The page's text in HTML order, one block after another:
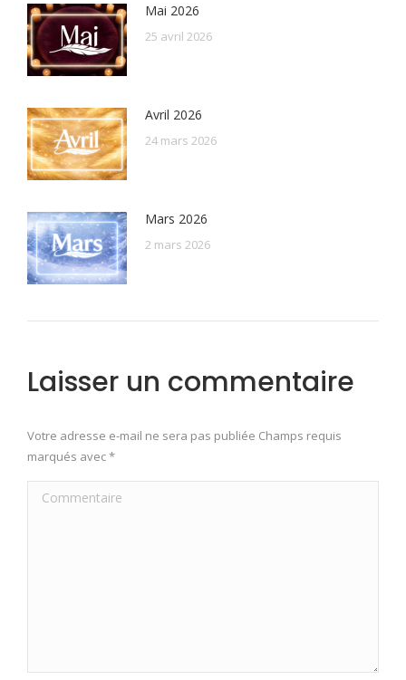
Mai 2026
25 avril 2026
Avril 2026
24 mars 2026
Mars 2026
2 mars 2026
Laisser un commentaire
Votre adresse e-mail ne sera pas publiée Champs requis
marqués avec*
Commentaire